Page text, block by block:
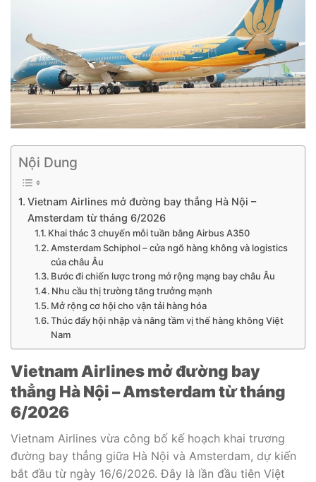
Nội Dung
Vietnam Airlines mở đường bay thẳng Hà Nội –
Amsterdam từ tháng 6/2026
Khai thác 3 chuyến mỗi tuần bằng Airbus A350
Amsterdam Schiphol – cửa ngõ hàng không và logistics
của châu Âu
Bước đi chiến lược trong mở rộng mạng bay châu Âu
Nhu cầu thị trường tăng trưởng mạnh
Mở rộng cơ hội cho vận tải hàng hóa
Thúc đẩy hội nhập và nâng tầm vị thế hàng không Việt
Nam
Vietnam Airlines mở đường bay
thẳng Hà Nội – Amsterdam từ tháng
6/2026
Vietnam Airlines vừa công bố kế hoạch khai trương
đường bay thẳng giữa Hà Nội và Amsterdam, dự kiến
bắt đầu từ ngày 16/6/2026. Đây là lần đầu tiên Việt